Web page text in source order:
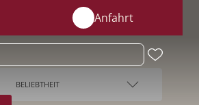
Anfahrt
BELIEBTHEIT